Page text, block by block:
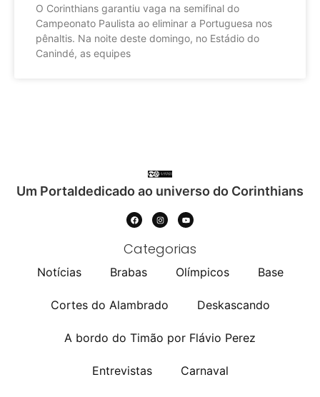
O Corinthians garantiu vaga na semifinal do
Campeonato Paulista ao eliminar a Portuguesa nos
pênaltis. Na noite deste domingo, no Estádio do
Canindé, as equipes
Um Portaldedicado ao universo do Corinthians
Categorias
Notícias Brabas Olímpicos Base
Cortes do Alambrado Deskascando
A bordo do Timão por Flávio Perez
Entrevistas Carnaval